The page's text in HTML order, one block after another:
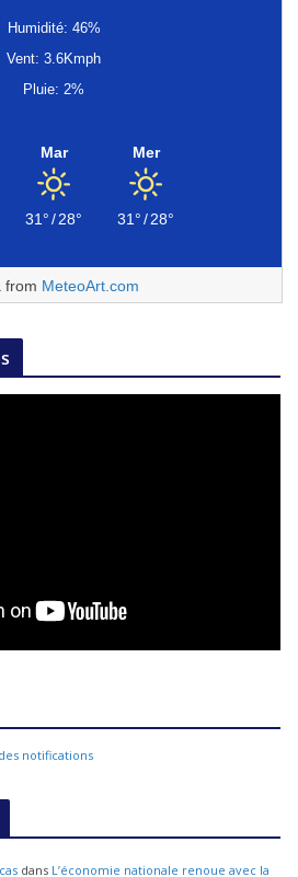
Humidité: 46%
Vent: 3.6Kmph
Pluie: 2%
Mar
31°/28°
Mer
31°/28°
from MeteoArt.com
notifications
dans L’économie nationale renoue avec la